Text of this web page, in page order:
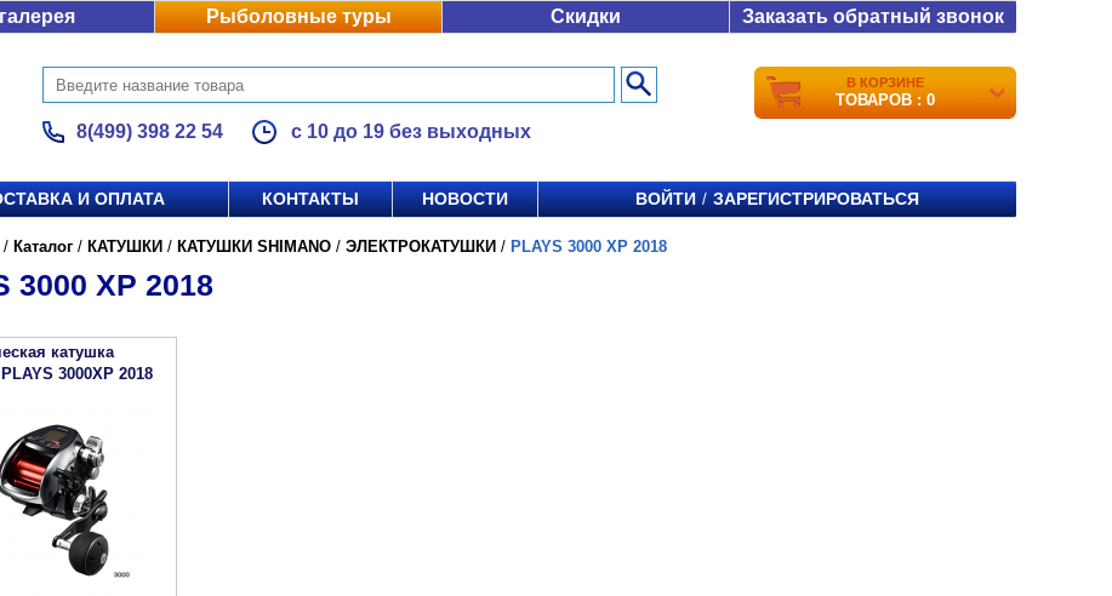
Рыболовные туры Скидки Заказать обратный звонок
8(499) 398 22 54 с 10 до 19 без выходных
В КОРЗИНЕ
ТОВАРОВ : 0
И ОПЛАТА КОНТАКТЫ НОВОСТИ ВОЙТИ / ЗАРЕГИСТРИРОВАТЬСЯ
/ Каталог / КАТУШКИ / КАТУШКИ SHIMANO / ЭЛЕКТРОКАТУШКИ / PLAYS 3000 XP 2018
3000 XP 2018
катушка
3000XP 2018